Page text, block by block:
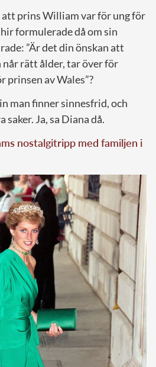
att prins William var för ung för
formulerade då om sin
”Är det din önskan att
rätt ålder, tar över för
av Wales”?
man finner sinnesfrid, och
saker. Ja, sa Diana då.
nostalgitripp med familjen i